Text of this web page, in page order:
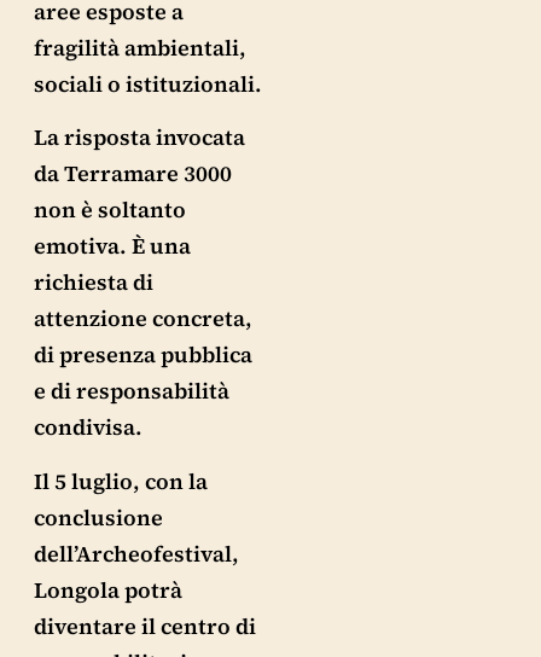
aree esposte a
fragilità ambientali,
sociali o istituzionali.
La risposta invocata
da Terramare 3000
non è soltanto
emotiva. È una
richiesta di
attenzione concreta,
di presenza pubblica
e di responsabilità
condivisa.
Il 5 luglio, con la
conclusione
dell’Archeofestival,
Longola potrà
diventare il centro di